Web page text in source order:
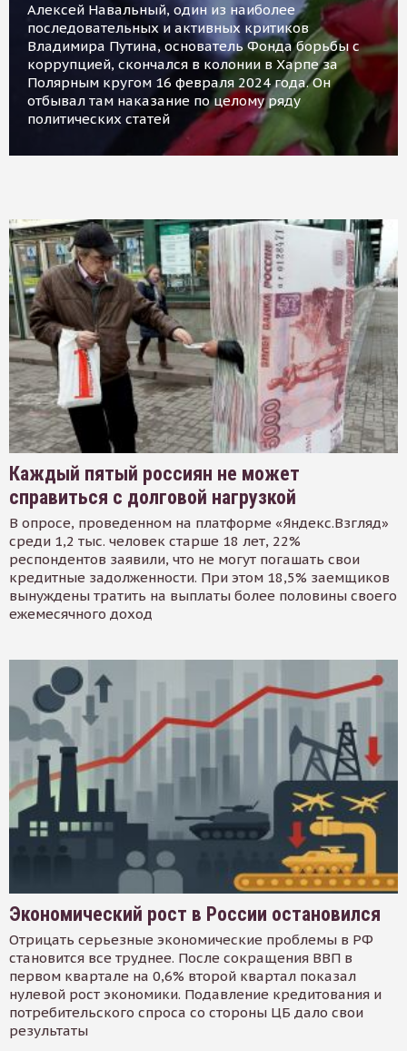
Алексей Навальный, один из наиболее
последовательных и активных критиков
Владимира Путина, основатель Фонда борьбы с
коррупцией, скончался в колонии в Харпе за
Полярным кругом 16 февраля 2024 года. Он
отбывал там наказание по целому ряду
политических статей
Каждый пятый россиян не может
справиться с долговой нагрузкой
В опросе, проведенном на платформе «Яндекс.Взгляд»
среди 1,2 тыс. человек старше 18 лет, 22%
респондентов заявили, что не могут погашать свои
кредитные задолженности. При этом 18,5% заемщиков
вынуждены тратить на выплаты более половины своего
ежемесячного доход
Экономический рост в России остановился
Отрицать серьезные экономические проблемы в РФ
становится все труднее. После сокращения ВВП в
первом квартале на 0,6% второй квартал показал
нулевой рост экономики. Подавление кредитования и
потребительского спроса со стороны ЦБ дало свои
результаты